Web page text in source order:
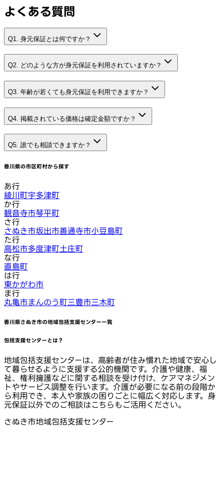
よくある質問
Q1. 身元保証とは何ですか？
Q2. どのような方が身元保証を利用されていますか？
Q3. 年齢が若くても身元保証を利用できますか？
Q4. 掲載されている価格は確定金額ですか？
Q5. 誰でも相談できますか？
香川県の市区町村から探す
あ行
綾川町宇多津町
か行
観音寺市琴平町
さ行
さぬき市坂出市善通寺市小豆島町
た行
高松市多度津町土庄町
な行
直島町
は行
東かがわ市
ま行
丸亀市まんのう町三豊市三木町
香川県さぬき市の地域包括支援センター一覧
包括支援センターとは？
地域包括支援センターは、高齢者が住み慣れた地域で安心し
て暮らせるように支援する公的機関です。介護や健康、福
祉、権利擁護などに関する相談を受け付け、ケアマネジメン
トやサービス調整を行います。介護が必要になる前の段階か
ら利用でき、本人や家族の困りごとに幅広く対応します。身
元保証以外でのご相談はこちらもご活用ください。
さぬき市地域包括支援センター